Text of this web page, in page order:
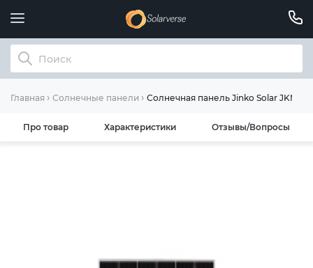
Главная Солнечные панели Солнечная панель Jinko Solar
Про товар Характеристики Отзывы/Вопросы